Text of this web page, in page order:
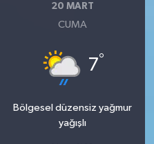
20 MART
CUMA
7°
Bölgesel düzensiz yağmur
yağışlı